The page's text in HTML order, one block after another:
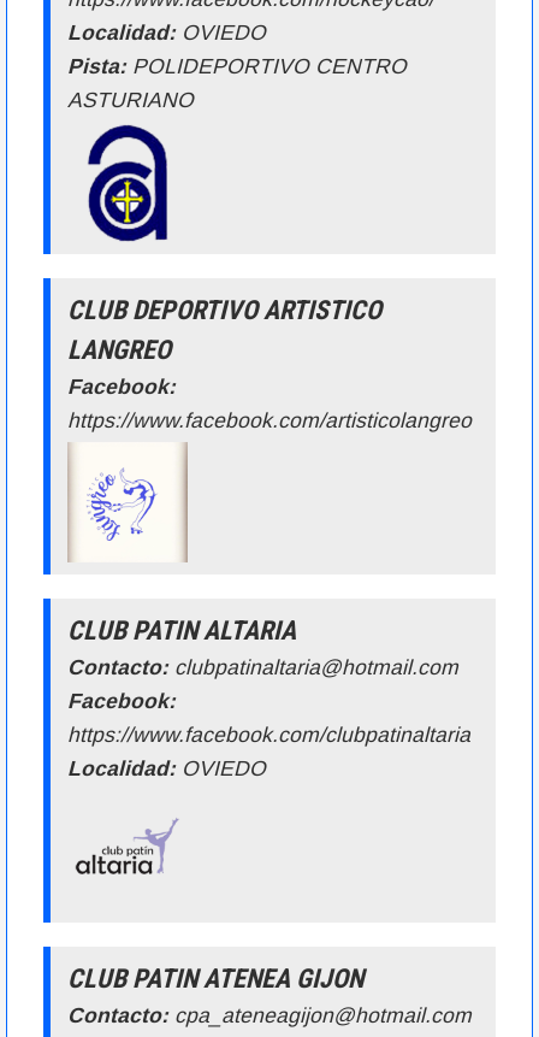
Localidad:OVIEDO
Pista: POLIDEPORTIVO CENTRO
ASTURIANO
CLUB DEPORTIVO ARTISTICO
LANGREO
Facebook:
https://www.facebook.com/artisticolangreo
CLUB PATIN ALTARIA
Contacto: clubpatinaltaria@hotmail.com
Facebook:
https://www.facebook.com/clubpatinaltaria
Localidad:OVIEDO
CLUB PATIN ATENEA GIJON
Contacto: cpa_ateneagijon@hotmail.com